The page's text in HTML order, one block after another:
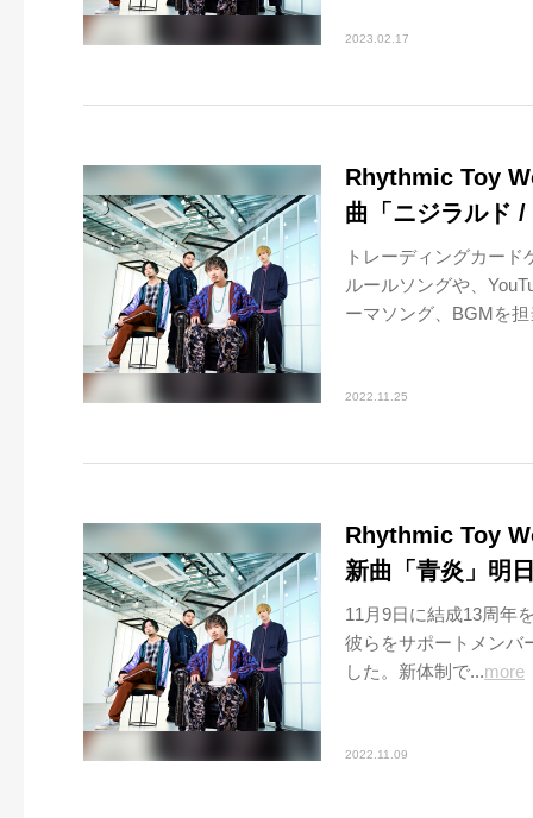
2023.02.17
Rhythmic Toy
曲「ニジラルド
トレーディングカー
ルールソングや、
ーマソング、BGMを
2022.11.25
Rhythmic Toy
新曲「青炎」明
11月9日に結成13周年
彼らをサポートメンバ
した。新体制で...more
2022.11.09